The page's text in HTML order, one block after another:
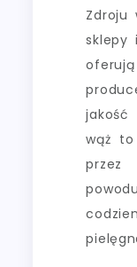
Zdroju
sklepy
jakość
wąż to